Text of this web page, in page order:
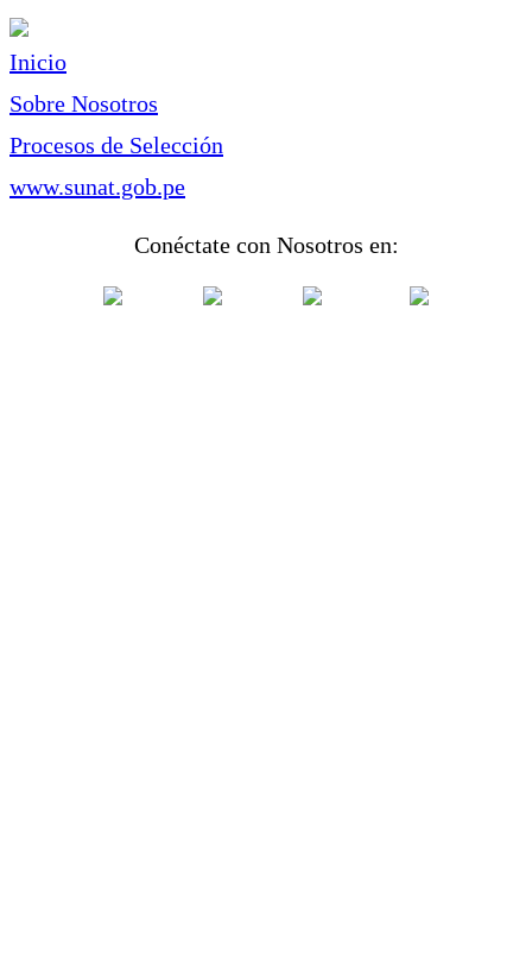
Inicio
Sobre Nosotros
Procesos de Selección
www.sunat.gob.pe
Conéctate con Nosotros en: